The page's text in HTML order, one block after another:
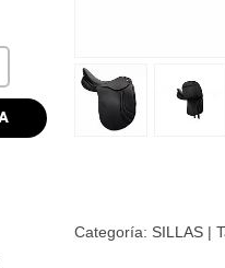
Categoría: SILLAS|